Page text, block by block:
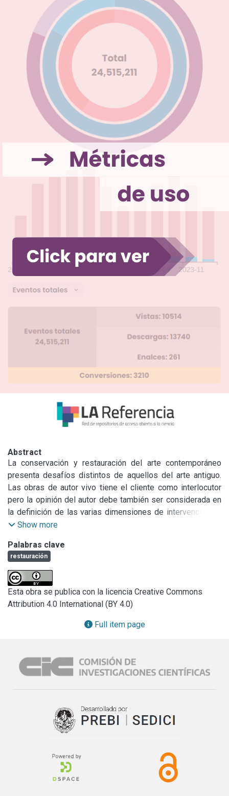
Abstract
La conservación y restauración del arte contemporáneo
presenta desafíos distintos de aquellos del arte antiguo.
Las obras de autor vivo tiene el cliente como interlocutor
pero la opinión del autor debe también ser considerada en
la definición de las varias dimensiones de intervención. El
autor o los propietarios de los derechos de autor pueden
información sobre materiales y técnicas, prioridades de
preservación o con la colaboración directa en las
operaciones de restauración.
La escultura A Taberna es una obra de autoria de Jaime
Azinheira, creada en 1984 por ocasión de su trabajo final de
carrera y forma parte de la colección del Museu de Arte
espátulas y raspadores, unidas con los mismos materiales
y su estructura está hecha con ripias de madera
aglutinados en goma-laca y álcohol etílico.
La degradación de los materiales y el estado de
inadecuadas condiciones de exposición, transporte y
almacenaje a lo largo de 25 años.
Show more
Palabras clave
restauración
Esta obra se publica con la licencia Creative Commons
Attribution 4.0 International (BY 4.0)
Full item page